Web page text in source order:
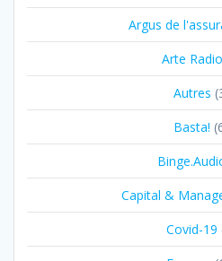
Argus de
Arte Radio
Autres
Basta!
Capital &
Covid-19